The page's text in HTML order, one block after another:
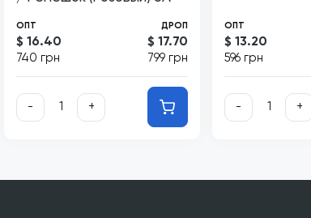
ОПТ
$ 16.40
740 грн
ДРОП
$ 17.70
799 грн
- +
ОПТ
$ 13.20
596 грн
- +